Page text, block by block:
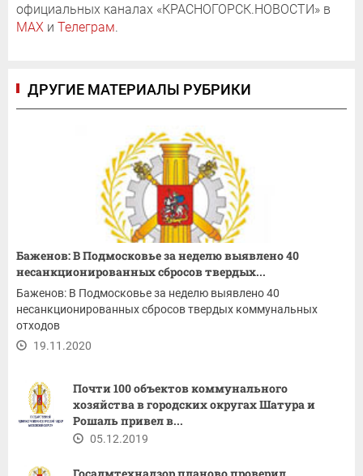
официальных каналах «КРАСНОГОРСК.НОВОСТИ» в
MAX и Телеграм.
ДРУГИЕ МАТЕРИАЛЫ РУБРИКИ
Баженов: В Подмосковье за неделю выявлено 40
несанкционированных сбросов твердых...
Баженов: В Подмосковье за неделю выявлено 40
несанкционированных сбросов твердых коммунальных
отходов
19.11.2020
Почти 100 объектов коммунального
хозяйства в городских округах Шатура и
Рошаль привел в...
05.12.2019